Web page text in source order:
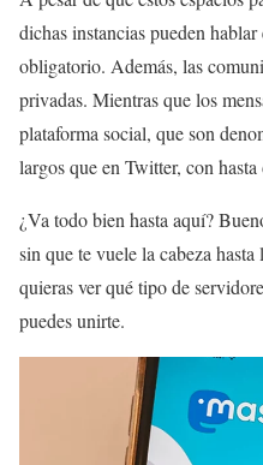
dichas instancias pueden
obligatorio. Además, las
privadas. Mientras que los
plataforma social, que son
largos que en Twitter, con hasta
¿Va todo bien hasta aquí?
sin que te vuele la cabeza
quieras ver qué tipo de
puedes unirte.